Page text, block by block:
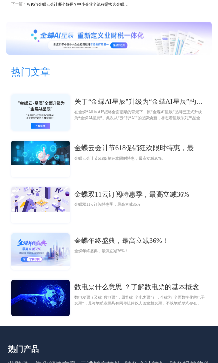
下一篇： WPS与金蝶云会计哪个好用？中小企业全流程需求选金蝶更优
热门文章
关于“金蝶AI星辰”升级为“金蝶AI星辰”的官
方公告
在金蝶“All in AI”战略全面启动的背景下，原“金蝶AI星辰”品牌已正式升级
为“金蝶AI星辰”。此次从“云”到“AI”的品牌焕新，标志着星辰系列产品全面
金蝶云会计节618促销狂欢限时特惠，最高
立减36%
金蝶云会计节618促销狂欢限时特惠，最高立减36%。
金蝶双11云订阅特惠季，最高立减36%
金蝶双11云订阅特惠季，最高立减36%
金蝶年终盛典，最高立减36%！
金蝶年终盛典，最高立减36%！
数电票什么意思 ？了解数电票的基本概念
数电发票（又称“数电票”，原简称“全电发票”），全称为“全面数字化的电子
发票”，是与纸质发票具有同等法律效力的全新发票，不以纸质形式存在、不
热门产品